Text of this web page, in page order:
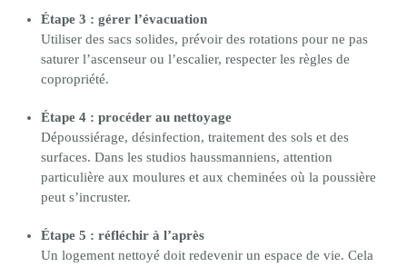
Étape 3 : gérer l’évacuation
Utiliser des sacs solides, prévoir des rotations pour ne pas
saturer l’ascenseur ou l’escalier, respecter les règles de
copropriété.
Étape 4 : procéder au nettoyage
Dépoussiérage, désinfection, traitement des sols et des
surfaces. Dans les studios haussmanniens, attention
particulière aux moulures et aux cheminées où la poussière
peut s’incruster.
Étape 5 : réfléchir à l’après
Un logement nettoyé doit redevenir un espace de vie. Cela